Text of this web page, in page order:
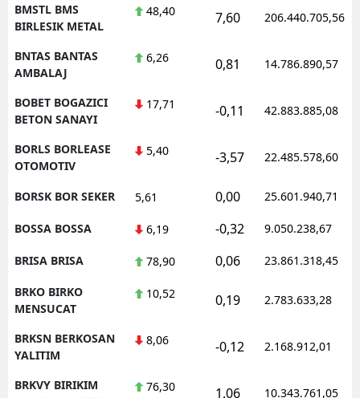
BMSTL BMS
BIRLESIK METAL
48,40 7,60 206.440.705,56
BNTAS BANTAS
AMBALAJ
6,26 0,81 14.786.890,57
BOBET BOGAZICI
BETON SANAYI
17,71 -0,11 42.883.885,08
BORLS BORLEASE
OTOMOTIV
5,40 -3,57 22.485.578,60
BORSK BOR SEKER 5,61 0,00 25.601.940,71
BOSSA BOSSA 6,19 -0,32 9.050.238,67
BRISA BRISA 78,90 0,06 23.861.318,45
BRKO BIRKO
MENSUCAT
10,52 0,19 2.783.633,28
BRKSN BERKOSAN
YALITIM
8,06 -0,12 2.168.912,01
BRKVY BIRIKIM
76,30 1,06 10.343.761,05